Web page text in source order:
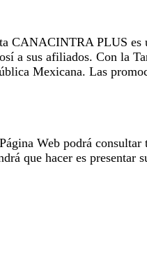
CANACINTRA PLUS es
a sus afiliados. Con la
Mexicana. Las
Web podrá
que hacer es